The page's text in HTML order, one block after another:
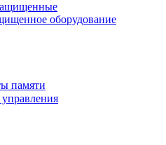
оборудование
памяти